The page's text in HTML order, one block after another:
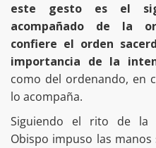
este gesto es el
acompañado de la
confiere el orden
importancia de la
como del ordenando, en
lo acompaña.
Siguiendo el rito de la
Obispo impuso las